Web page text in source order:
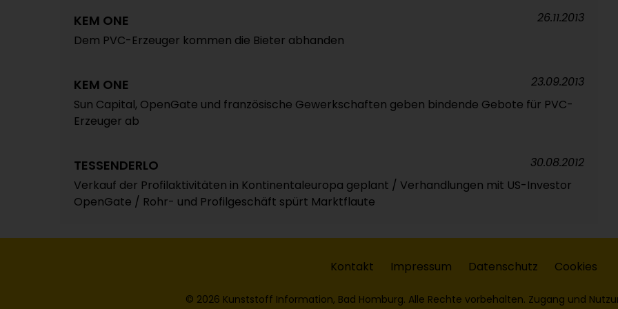
KEM ONE
Dem PVC-Erzeuger kommen die Bieter abhanden
26.11.2013
KEM ONE
Sun Capital, OpenGate und französische Gewerkschaften geben bindende Gebote für PVC-
Erzeuger ab
23.09.2013
TESSENDERLO
Verkauf der Profilaktivitäten in Kontinentaleuropa geplant / Verhandlungen mit US-Investor
OpenGate / Rohr- und Profilgeschäft spürt Marktflaute
30.08.2012
Kontakt Impressum Datenschutz Cookies
© 2026 Kunststoff Information, Bad Homburg. Alle Rechte vorbehalten. Zugang und